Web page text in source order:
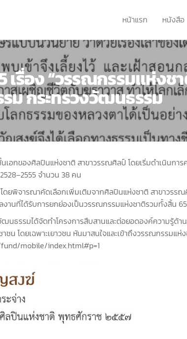
หน้าแรก หนังสือ
เรื่อง “วรรณกรรมแห่งช
ม กระทรวงวัฒนธรรม
กของศิลปินแห่งชาติ สาขาวรรณศิลป์ โดยเริ่มดำเนินการ
จำนวน 38 คน
ยพิจารณาคัดเลือกเพิ่มเติมจากศิลปินแห่งชาติ สาขาวรร
านที่ได้รับการยกย่องเป็นวรรณกรรมแห่งชาติรวมทั้งสิ้น
นธรรมได้จัดทำโครงการสืบสานและต่อยอดองค์ความรู้
น โดยเฉพาะเยาวชน หันมาสนใจและเข้าถึงวรรณกรร
mobile/index.html#p=1